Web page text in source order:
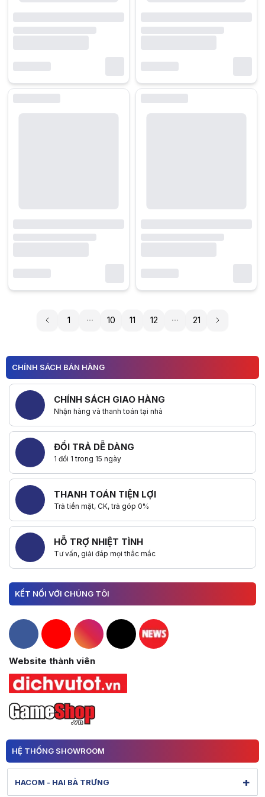
1 10 11 12 21
CHÍNH SÁCH BÁN HÀNG
CHÍNH SÁCH GIAO HÀNG
Nhận hàng và thanh toán tại nhà
ĐỔI TRẢ DỄ DÀNG
1 đổi 1 trong 15 ngày
THANH TOÁN TIỆN LỢI
Trả tiền mặt, CK, trả góp 0%
HỖ TRỢ NHIỆT TÌNH
Tư vấn, giải đáp mọi thắc mắc
KẾT NỐI VỚI CHÚNG TÔI
Hacom Facebook
Hacom YouTube
Hacom Instagram
Hacom TikTok
Website thành viên
HỆ THỐNG SHOWROOM
HACOM - HAI BÀ TRƯNG +